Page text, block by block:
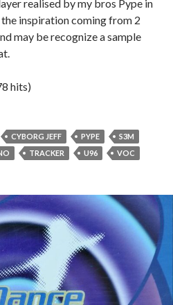
realised by my bros Pype in
inspiration coming from 2
may be recognize a sample
hits)
CYBORG JEFF PYPE
S3M
TRACKER U96 VOC